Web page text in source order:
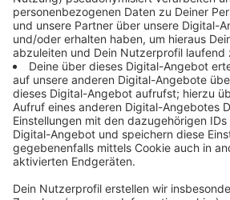
Kötters von den Pfadfindern. Heute
in Dülmen-Mitte in Richtung
Münsterstraße und in Hausdülmen
geht es dann weiter links der
startet der große Baum-
beispielsweise in Coesfeld sieben
Jugendgruppen unterwegs – unter
Landjugend, die Messdiener und
Lamberti.
Foto Aktuelles: Dülmen